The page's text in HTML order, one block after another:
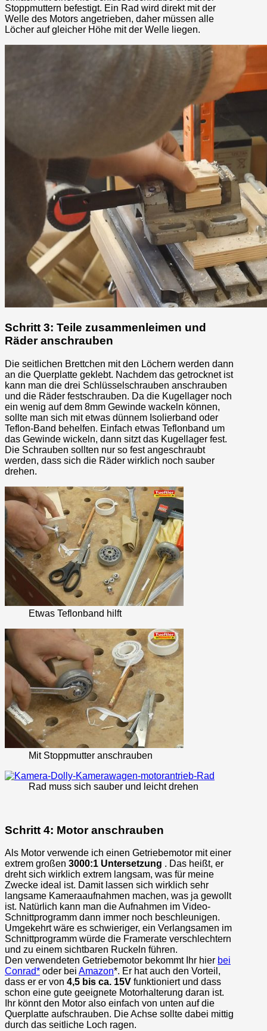
Stoppmuttern befestigt. Ein Rad wird direkt mit der
Welle des Motors angetrieben, daher müssen alle
Löcher auf gleicher Höhe mit der Welle liegen.
Schritt 3: Teile zusammenleimen und
Räder anschrauben
Die seitlichen Brettchen mit den Löchern werden dann
an die Querplatte geklebt. Nachdem das getrocknet ist
kann man die drei Schlüsselschrauben anschrauben
und die Räder festschrauben. Da die Kugellager noch
ein wenig auf dem 8mm Gewinde wackeln können,
sollte man sich mit etwas dünnem Isolierband oder
Teflon-Band behelfen. Einfach etwas Teflonband um
das Gewinde wickeln, dann sitzt das Kugellager fest.
Die Schrauben sollten nur so fest angeschraubt
werden, dass sich die Räder wirklich noch sauber
drehen.
Etwas Teflonband hilft
Mit Stoppmutter anschrauben
Rad muss sich sauber und leicht drehen
Schritt 4: Motor anschrauben
Als Motor verwende ich einen Getriebemotor mit einer
extrem großen 3000:1 Untersetzung . Das heißt, er
dreht sich wirklich extrem langsam, was für meine
Zwecke ideal ist. Damit lassen sich wirklich sehr
langsame Kameraaufnahmen machen, was ja gewollt
ist. Natürlich kann man die Aufnahmen im Video-
Schnittprogramm dann immer noch beschleunigen.
Umgekehrt wäre es schwieriger, ein Verlangsamen im
Schnittprogramm würde die Framerate verschlechtern
und zu einem sichtbaren Ruckeln führen.
Den verwendeten Getriebemotor bekommt Ihr hier bei
Conrad* oder bei Amazon*. Er hat auch den Vorteil,
dass er er von 4,5 bis ca. 15V funktioniert und dass
schon eine gute geeignete Motorhalterung daran ist.
Ihr könnt den Motor also einfach von unten auf die
Querplatte aufschrauben. Die Achse sollte dabei mittig
durch das seitliche Loch ragen.